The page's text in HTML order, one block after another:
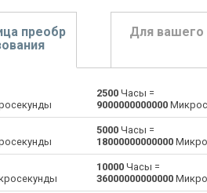
преобр
Для вашего
Дней в Часы
Минут в Часы
ms Миллисекунд в Часы
Наносекунд в Часы
2500 Часы =
9000000000000
5000 Часы =
18000000000000
10000 Часы =
36000000000000